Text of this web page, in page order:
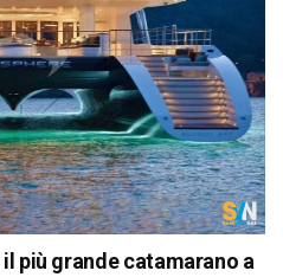
più grande catamarano a